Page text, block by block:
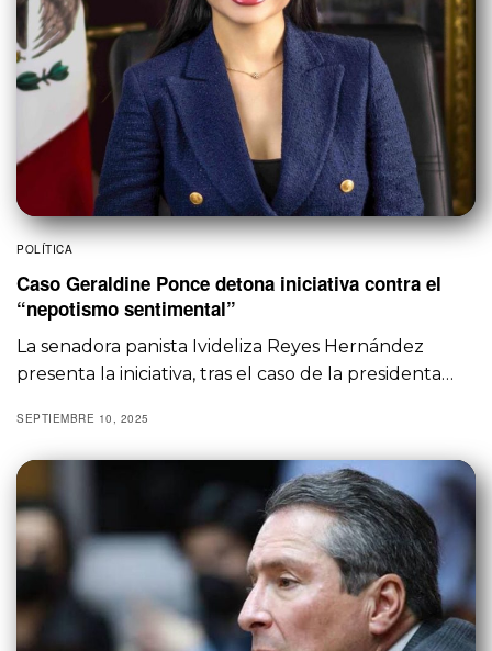
POLÍTICA
Caso Geraldine Ponce detona iniciativa contra el
“nepotismo sentimental”
La senadora panista Ivideliza Reyes Hernández
presenta la iniciativa, tras el caso de la presidenta…
SEPTIEMBRE 10, 2025